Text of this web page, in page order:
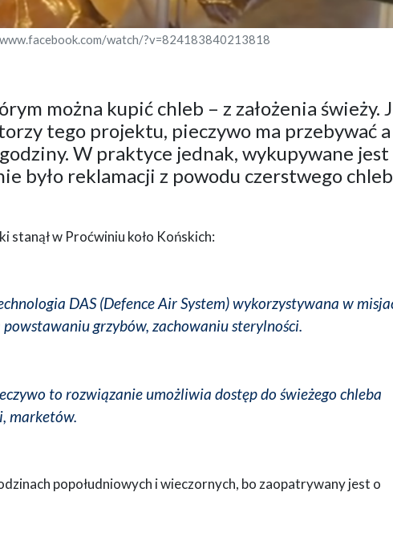
watch/?v=824183840213818
można kupić chleb – z założenia świeży.
tego projektu, pieczywo ma przebywać a
W praktyce jednak, wykupywane jest
było reklamacji z powodu czerstwego
stanął w Proćwiniu koło Końskich:
DAS (Defence Air System) wykorzystywana w
grzybów, zachowaniu sterylności.
to rozwiązanie umożliwia dostęp do świeżego chleba
marketów.
popołudniowych i wieczornych, bo zaopatrywany jest o